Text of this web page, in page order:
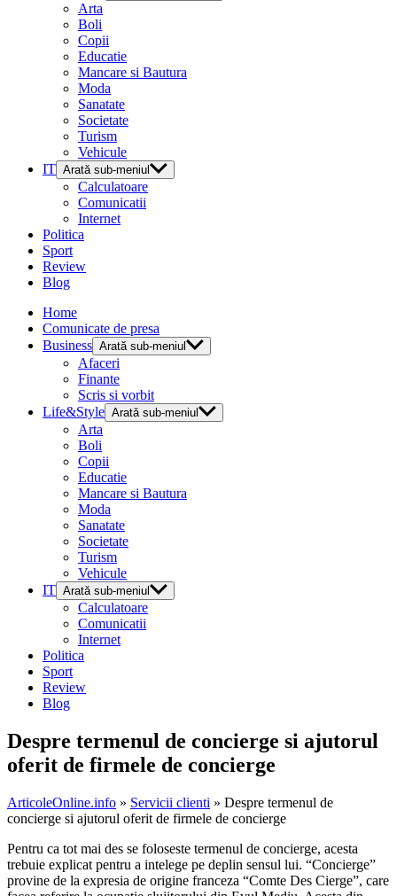
Arta
Boli
Copii
Educatie
Mancare si Bautura
Moda
Sanatate
Societate
Turism
Vehicule
IT Arată sub-meniul
Calculatoare
Comunicatii
Internet
Politica
Sport
Review
Blog
Home
Comunicate de presa
Business Arată sub-meniul
Afaceri
Finante
Scris si vorbit
Life&Style Arată sub-meniul
Arta
Boli
Copii
Educatie
Mancare si Bautura
Moda
Sanatate
Societate
Turism
Vehicule
IT Arată sub-meniul
Calculatoare
Comunicatii
Internet
Politica
Sport
Review
Blog
Despre termenul de concierge si ajutorul
oferit de firmele de concierge
ArticoleOnline.info » Servicii clienti » Despre termenul de
concierge si ajutorul oferit de firmele de concierge
Pentru ca tot mai des se foloseste termenul de concierge, acesta
trebuie explicat pentru a intelege pe deplin sensul lui. “Concierge”
provine de la expresia de origine franceza “Comte Des Cierge”, care